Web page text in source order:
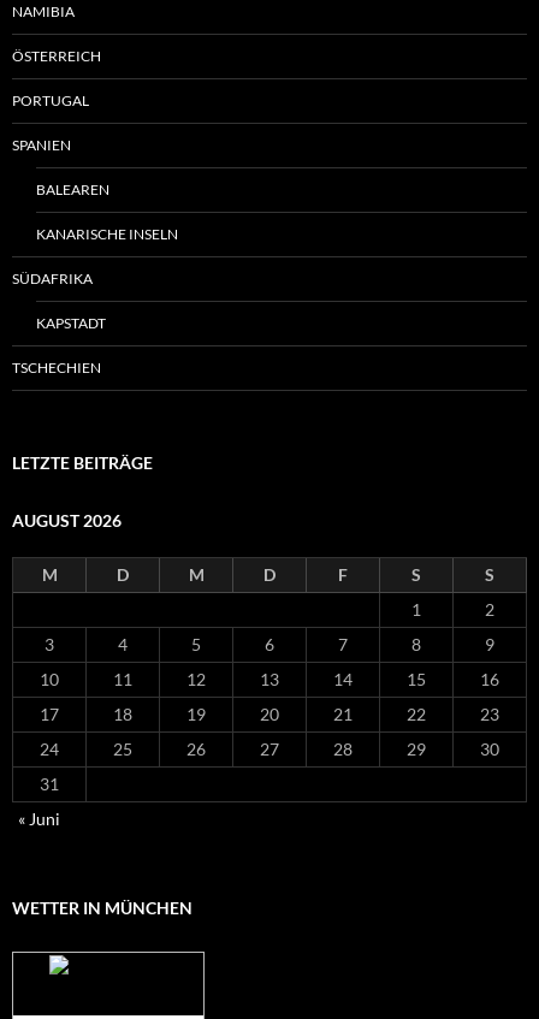
NAMIBIA
ÖSTERREICH
PORTUGAL
SPANIEN
BALEAREN
KANARISCHE INSELN
SÜDAFRIKA
KAPSTADT
TSCHECHIEN
LETZTE BEITRÄGE
AUGUST 2026
M D M D F S
S
1
2
3
4 5 6 7 8
9
10
11 12 13 14 15
16
17
18 19 20 21 22
23
24
25 26 27 28 29
30
31
« Juni
WETTER IN MÜNCHEN